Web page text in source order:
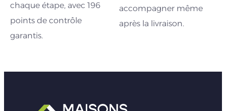
chaque étape, avec 196
points de contrôle
garantis.
accompagner même
après la livraison.